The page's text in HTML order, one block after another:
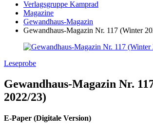
Verlagsgruppe Kamprad
Magazine
Gewandhaus-Magazin
Gewandhaus-Magazin Nr. 117 (Winter
Leseprobe
Gewandhaus-Magazin Nr.
2022/23)
E-Paper (Digitale Version)